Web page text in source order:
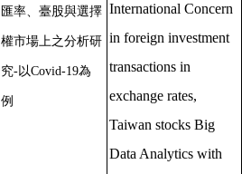
匯率、臺股與選擇
權市場上之分析研
究-以Covid-19為
例
International Concern
in foreign investment
transactions in
exchange rates,
Taiwan stocks Big
Data Analytics with